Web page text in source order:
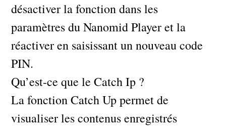
désactiver la fonction dans les
paramètres du Nanomid Player et la
réactiver en saisissant un nouveau code
PIN.
Qu’est-ce que le Catch Ip ?
La fonction Catch Up permet de
visualiser les contenus enregistrés